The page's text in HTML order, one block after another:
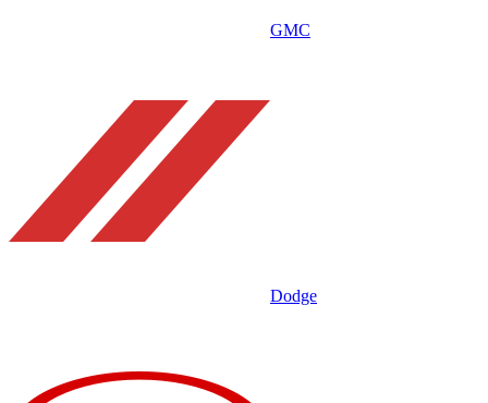
GMC
Dodge